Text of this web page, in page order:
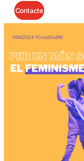
Contacte